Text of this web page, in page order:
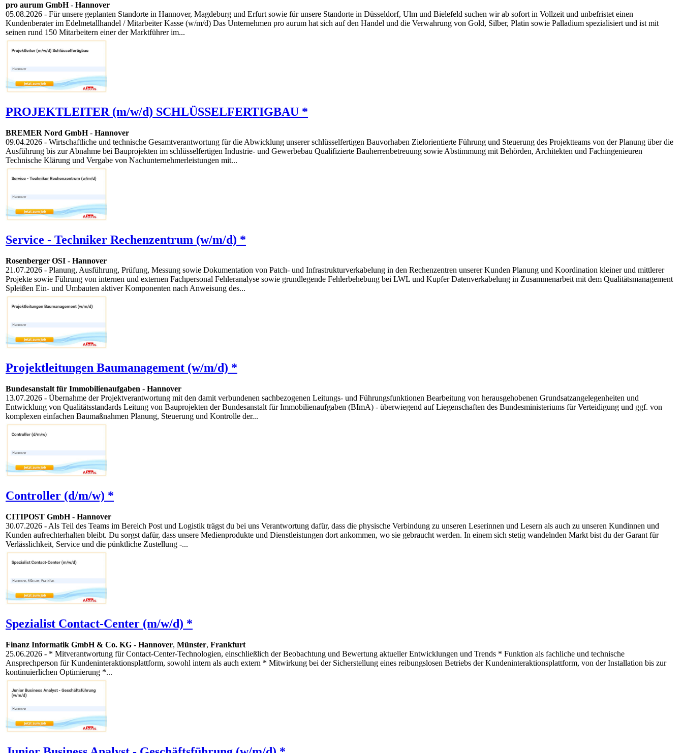
pro aurum GmbH- Hannover
05.08.2026 - Für unsere geplanten Standorte in Hannover, Magdeburg und Erfurt sowie für unsere Standorte in Düsseldorf, Ulm und Bielefeld suchen wir ab sofort in Vollzeit und unbefristet einen
Kundenberater im Edelmetallhandel / Mitarbeiter Kasse (w/m/d) Das Unternehmen pro aurum hat sich auf den Handel und die Verwahrung von Gold, Silber, Platin sowie Palladium spezialisiert und ist mit
seinen rund 150 Mitarbeitern einer der Marktführer im...
PROJEKTLEITER (m/w/d) SCHLÜSSELFERTIGBAU *
BREMER Nord GmbH- Hannover
09.04.2026 - Wirtschaftliche und technische Gesamtverantwortung für die Abwicklung unserer schlüsselfertigen Bauvorhaben Zielorientierte Führung und Steuerung des Projektteams von der Planung über die
Ausführung bis zur Abnahme bei Bauprojekten im schlüsselfertigen Industrie- und Gewerbebau Qualifizierte Bauherrenbetreuung sowie Abstimmung mit Behörden, Architekten und Fachingenieuren
Technische Klärung und Vergabe von Nachunternehmerleistungen mit...
Service - Techniker Rechenzentrum (w/m/d) *
Rosenberger OSI - Hannover
21.07.2026 - Planung, Ausführung, Prüfung, Messung sowie Dokumentation von Patch- und Infrastrukturverkabelung in den Rechenzentren unserer Kunden Planung und Koordination kleiner und mittlerer
Projekte sowie Führung von internen und externen Fachpersonal Fehleranalyse sowie grundlegende Fehlerbehebung bei LWL und Kupfer Datenverkabelung in Zusammenarbeit mit dem Qualitätsmanagement
Spleißen Ein- und Umbauten aktiver Komponenten nach Anweisung des...
Projektleitungen Baumanagement (w/m/d) *
Bundesanstalt für Immobilienaufgaben - Hannover
13.07.2026 - Übernahme der Projektverantwortung mit den damit verbundenen sachbezogenen Leitungs- und Führungsfunktionen Bearbeitung von herausgehobenen Grundsatzangelegenheiten und
Entwicklung von Qualitätsstandards Leitung von Bauprojekten der Bundesanstalt für Immobilienaufgaben (BImA) - überwiegend auf Liegenschaften des Bundesministeriums für Verteidigung und ggf. von
komplexen einfachen Baumaßnahmen Planung, Steuerung und Kontrolle der...
Controller (d/m/w) *
CITIPOST GmbH- Hannover
30.07.2026 - Als Teil des Teams im Bereich Post und Logistik trägst du bei uns Verantwortung dafür, dass die physische Verbindung zu unseren Leserinnen und Lesern als auch zu unseren Kundinnen und
Kunden aufrechterhalten bleibt. Du sorgst dafür, dass unsere Medienprodukte und Dienstleistungen dort ankommen, wo sie gebraucht werden. In einem sich stetig wandelnden Markt bist du der Garant für
Verlässlichkeit, Service und die pünktliche Zustellung -...
Spezialist Contact-Center (m/w/d) *
Finanz Informatik GmbH & Co. KG - Hannover, Münster, Frankfurt
25.06.2026 - * Mitverantwortung für Contact-Center-Technologien, einschließlich der Beobachtung und Bewertung aktueller Entwicklungen und Trends * Funktion als fachliche und technische
Ansprechperson für Kundeninteraktionsplattform, sowohl intern als auch extern * Mitwirkung bei der Sicherstellung eines reibungslosen Betriebs der Kundeninteraktionsplattform, von der Installation bis zur
kontinuierlichen Optimierung *...